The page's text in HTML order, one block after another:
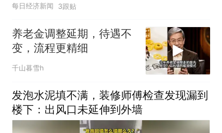
每日经济新闻 3跟贴
养老金调整延期，待遇不
变，流程更精细
千山暮雪h
发泡水泥填不满，装修师傅检查发现漏到
楼下：出风口未延伸到外墙